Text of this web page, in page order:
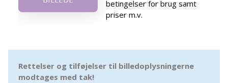
betingelser for brug samt
priser m.v.
Rettelser og tilføjelser til billedoplysningerne
modtages med tak!